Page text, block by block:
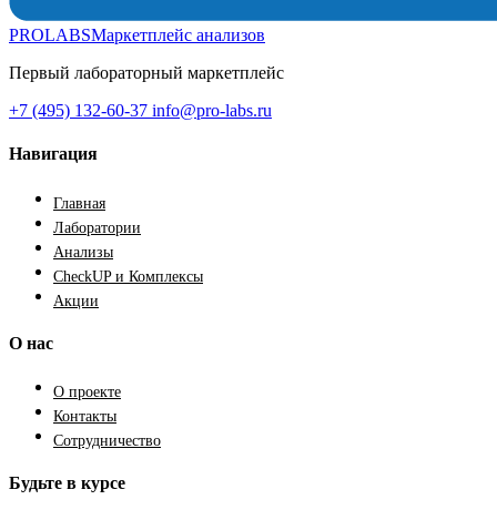
PROLABSМаркетплейс анализов
Первый лабораторный маркетплейс
+7 (495) 132-60-37 info@pro-labs.ru
Навигация
Главная
Лаборатории
Анализы
CheckUP и Комплексы
Акции
О нас
О проекте
Контакты
Сотрудничество
Будьте в курсе